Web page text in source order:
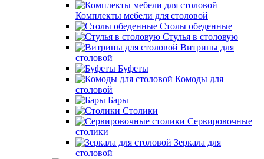
Комплекты мебели для столовой
Столы обеденные
Стулья в столовую
Витрины для
столовой
Буфеты
Комоды для
столовой
Бары
Столики
Сервировочные
столики
Зеркала для
столовой